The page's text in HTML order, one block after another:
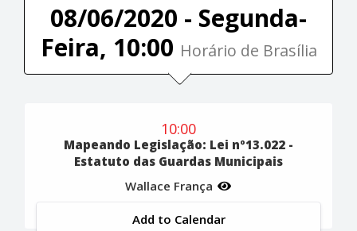
08/06/2020 - Segunda-
Feira, 10:00 Horário de Brasília
10:00
Mapeando Legislação: Lei nº13.022 -
Estatuto das Guardas Municipais
Wallace França
Add to Calendar